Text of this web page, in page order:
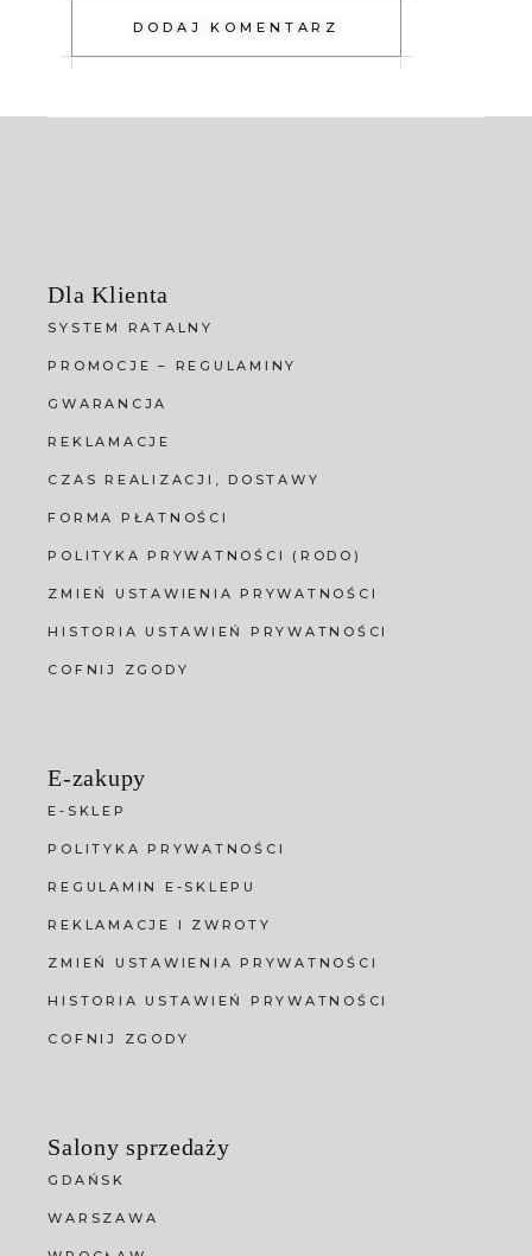
DODAJ KOMENTARZ
Dla Klienta
SYSTEM RATALNY
PROMOCJE – REGULAMINY
GWARANCJA
REKLAMACJE
CZAS REALIZACJI, DOSTAWY
FORMA PŁATNOŚCI
POLITYKA PRYWATNOŚCI (RODO)
ZMIEŃ USTAWIENIA PRYWATNOŚCI
HISTORIA USTAWIEŃ PRYWATNOŚCI
COFNIJ ZGODY
E-zakupy
E-SKLEP
POLITYKA PRYWATNOŚCI
REGULAMIN E-SKLEPU
REKLAMACJE I ZWROTY
ZMIEŃ USTAWIENIA PRYWATNOŚCI
HISTORIA USTAWIEŃ PRYWATNOŚCI
COFNIJ ZGODY
Salony sprzedaży
GDAŃSK
WARSZAWA